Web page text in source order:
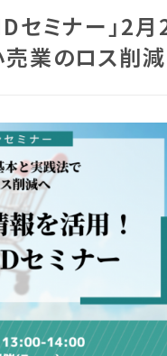
セミナー」2
業のロス削